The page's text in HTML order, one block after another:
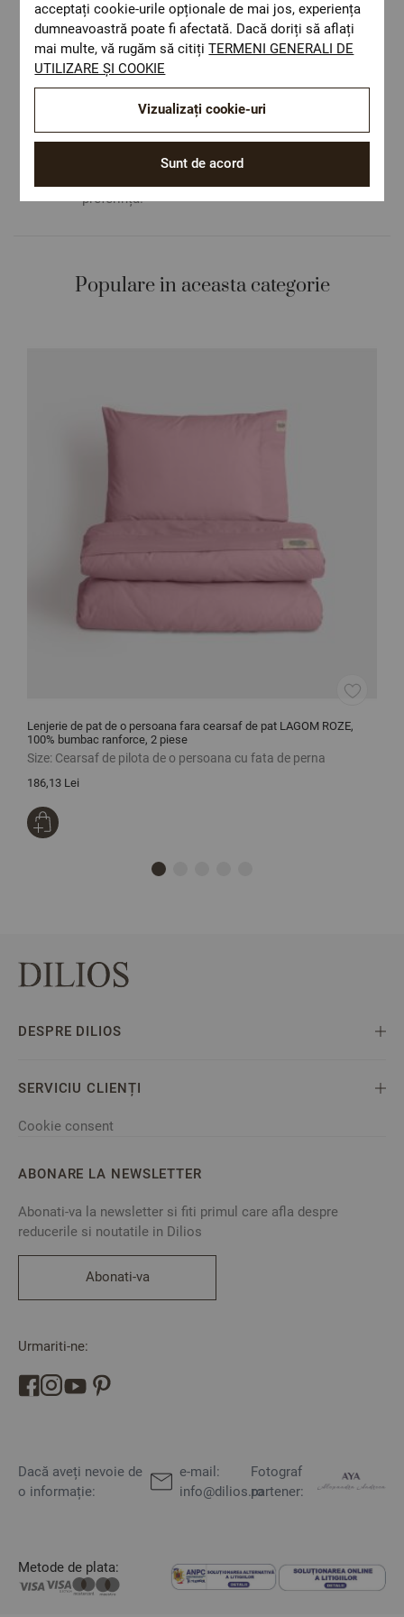
Livrare rapida
Costul de livrare este 19.60 lei pe teritoriul
României.
ОЕКО-ТЕX STANDARD 100
Materiale textile care sunt sigure pentru
sănătatea dumneavoastră.
Design autentic
preferință.
Populare in aceasta categorie
Lenjerie de pat de o persoana fara cearsaf de pat LAGOM ROZE,
100% bumbac ranforce, 2 piese
Size: Cearsaf de pilota de o persoana cu fata de perna
186,13 Lei
DESPRE DILIOS
SERVICIU CLIENȚI
Cookie consent
ABONARE LA NEWSLETTER
Abonati-va la newsletter si fiti primul care afla despre
reducerile si noutatile in Dilios
Abonati-va
Urmariti-ne:
Dacă aveți nevoie de
o informație:
e-mail:
info@dilios.ro
Fotograf
partener:
Metode de plata:
acceptați cookie-urile opționale de mai jos, experiența
dumneavoastră poate fi afectată. Dacă doriți să aflați
mai multe, vă rugăm să citițiTERMENI GENERALI DE
UTILIZARE ȘI COOKIE
Sunt de acord
Vizualizați cookie-uri